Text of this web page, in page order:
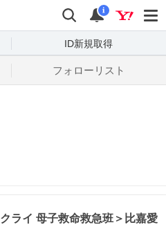
検索
通知
i
ID新規取得
フォローリスト
ライ 母子救命救急班＞比嘉愛